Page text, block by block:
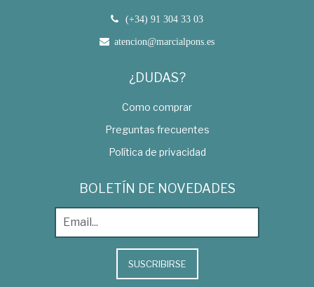
(+34) 91 304 33 03
atencion@marcialpons.es
¿DUDAS?
Como comprar
Preguntas frecuentes
Política de privacidad
BOLETÍN DE NOVEDADES
SUSCRIBIRSE